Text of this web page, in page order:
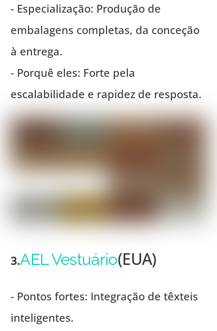
- Especialização: Produção de
embalagens completas, da conceção
à entrega.
- Porquê eles: Forte pela
escalabilidade e rapidez de resposta.
3.AEL Vestuário(EUA)
- Pontos fortes: Integração de têxteis
inteligentes.